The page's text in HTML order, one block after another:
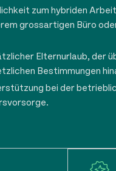
zum hybriden
grossartigen Büro
Elternurlaub, der
Bestimmungen
bei der